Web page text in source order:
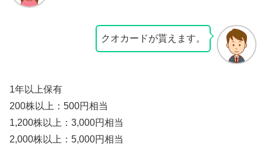
クオカードが貰えます。
1年以上保有
200株以上：500円相当
1,200株以上：3,000円相当
2,000株以上：5,000円相当